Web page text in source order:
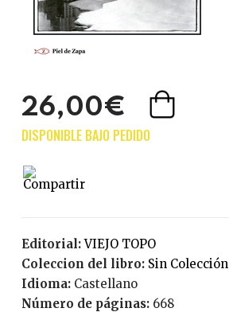
26,00€
Editorial: VIEJO TOPO
Coleccion del libro:
Sin Colección
Idioma:
Castellano
Número de páginas:
668